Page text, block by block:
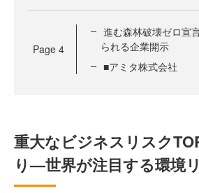
Page 4
進む森林破壊ゼロ宣
られる企業開示
■アミタ株式会社
重大なビジネスリスク
り―世界が注目する環境